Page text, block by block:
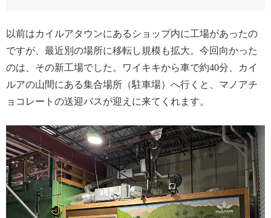
以前はカイルアタウンにあるショップ内に工場があったの
ですが、最近別の場所に移転し規模も拡大。今回向かった
のは、その新工場でした。ワイキキから車で約40分、カイ
ルアの山間にある集合場所（駐車場）へ行くと、マノアチ
ョコレートの送迎バスが迎えに来てくれます。